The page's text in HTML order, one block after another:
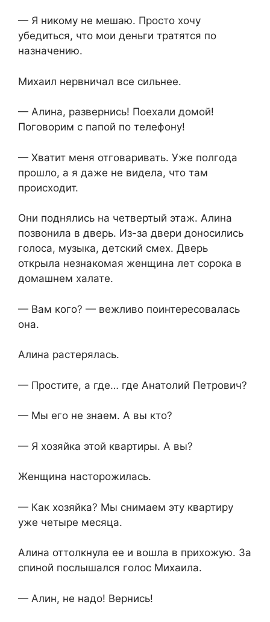
— Я никому не мешаю. Просто хочу
убедиться, что мои деньги тратятся по
назначению.
Михаил нервничал все сильнее.
— Алина, развернись! Поехали домой!
Поговорим с папой по телефону!
— Хватит меня отговаривать. Уже полгода
прошло, а я даже не видела, что там
происходит.
Они поднялись на четвертый этаж. Алина
позвонила в дверь. Из-за двери доносились
голоса, музыка, детский смех. Дверь
открыла незнакомая женщина лет сорока в
домашнем халате.
— Вам кого? — вежливо поинтересовалась
она.
Алина растерялась.
— Простите, а где… где Анатолий Петрович?
— Мы его не знаем. А вы кто?
— Я хозяйка этой квартиры. А вы?
Женщина насторожилась.
— Как хозяйка? Мы снимаем эту квартиру
уже четыре месяца.
Алина оттолкнула ее и вошла в прихожую. За
спиной послышался голос Михаила.
— Алин, не надо! Вернись!